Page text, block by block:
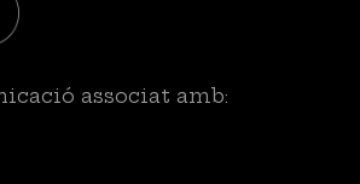
associat amb: